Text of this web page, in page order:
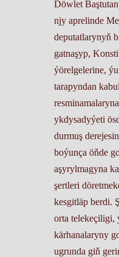
Döwlet
njy aprelinde
deputatlarynyň
gatnaşyp,
ýörelgelerine,
tarapyndan
ykdysadyýeti
durmuş
boýunça öňde
aşyrylmagyna
şertleri
kesgitläp berdi.
orta telekeçiligi,
kärhanalaryny
ugrunda giň